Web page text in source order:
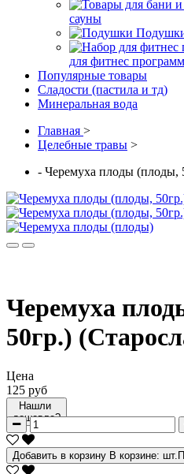
сауны
для фитнес
Популярные товары
Сладости (пастила и тд)
Минеральная вода
Главная >
Целебные травы >
- Черемуха плоды (плоды,
Черемуха
50гр.)
Цена
125 руб
Нашли
дешевле?
Добавить в корзину В корзине: шт.